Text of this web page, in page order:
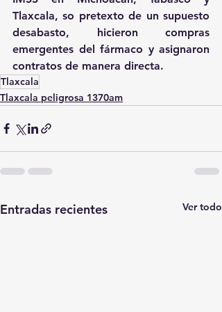
Tlaxcala, so pretexto de un supuesto
desabasto, hicieron compras
emergentes del fármaco y asignaron
contratos de manera directa.
Tlaxcala
Tlaxcala peligrosa 1370am
Entradas recientes Ver todo